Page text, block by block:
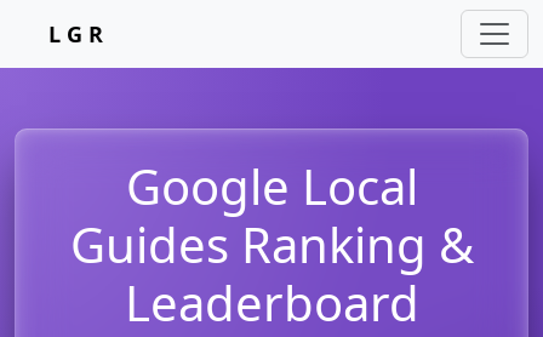
L G R
Google Local
Guides Ranking &
Leaderboard